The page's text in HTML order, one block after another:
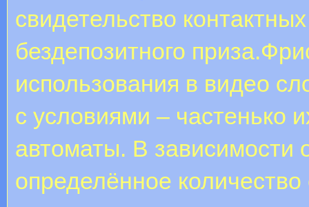
свидетельство
бездепозитного
использования в видео
с условиями – частенько
автоматы. В зависимости
определённое